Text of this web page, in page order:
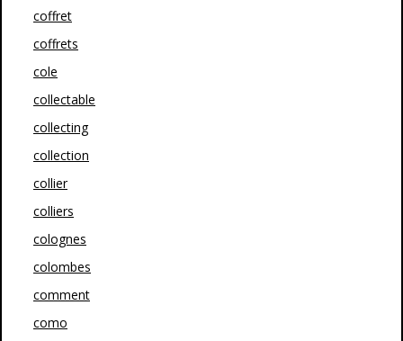
coffret
coffrets
cole
collectable
collecting
collection
collier
colliers
colognes
colombes
comment
como